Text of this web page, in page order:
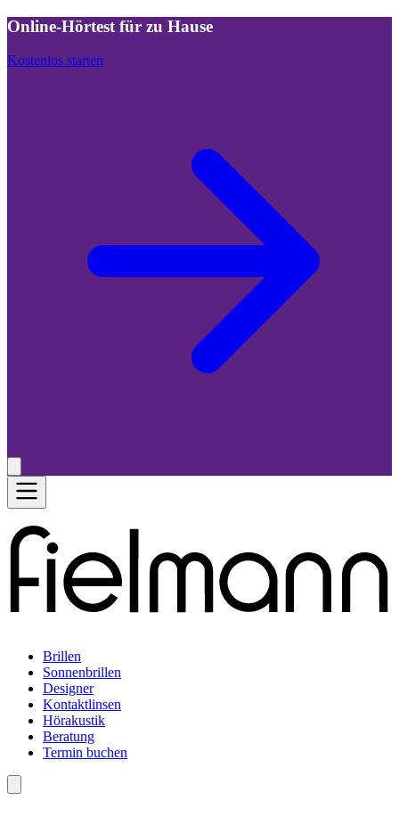
Online-Hörtest für zu Hause
Kostenlos starten
Brillen
Sonnenbrillen
Designer
Kontaktlinsen
Hörakustik
Beratung
Termin buchen